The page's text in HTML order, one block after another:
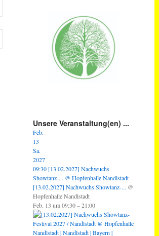
Unsere Veranstaltung(en) ...
Feb.
13
Sa.
2027
09:30 [13.02.2027] Nachwuchs
Showtanz-... @ Hopfenhalle Nandlstadt
[13.02.2027] Nachwuchs Showtanz-... @
Hopfenhalle Nandlstadt
Feb. 13 um 09:30 – 21:00